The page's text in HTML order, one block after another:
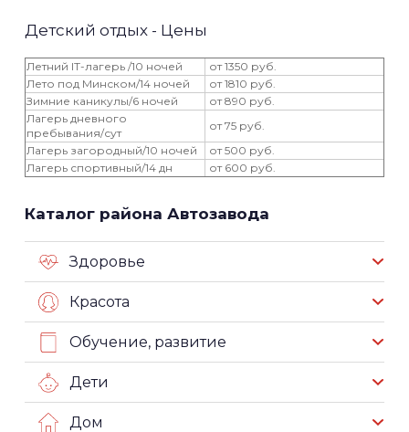
Детский отдых - Цены
Летний IT-лагерь /10 ночей
от 1350 руб.
Лето под Минском/14 ночей
от 1810 руб.
Зимние каникулы/6 ночей
от 890 руб.
Лагерь дневного
пребывания/сут
от 75 руб.
Лагерь загородный/10 ночей
от 500 руб.
Лагерь спортивный/14 дн
от 600 руб.
Каталог района Автозавода
Здоровье
Красота
Обучение, развитие
Дети
Дом